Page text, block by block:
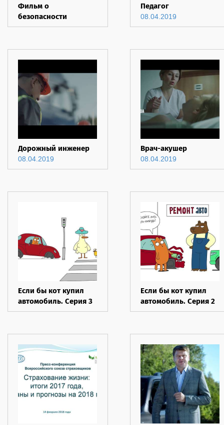
Фильм о
безопасности
дорожного движения
Педагог
08.04.2019
Дорожный инженер
08.04.2019
Врач-акушер
08.04.2019
Если бы кот купил
автомобиль. Серия 3
Если бы кот купил
автомобиль. Серия 2